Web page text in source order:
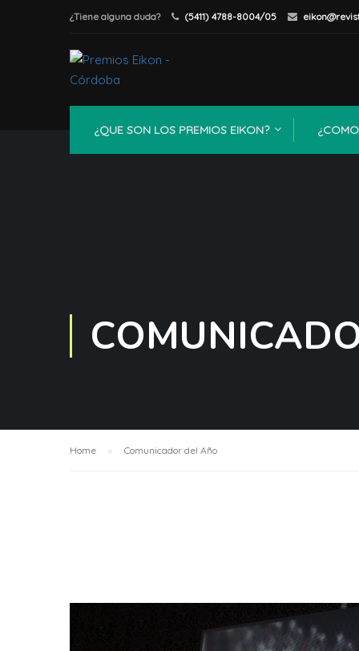
¿Tiene alguna duda? (5411) 4788-8004/05
¿QUE SON LOS PREMIOS EIKON?
Home Comunicador del Año